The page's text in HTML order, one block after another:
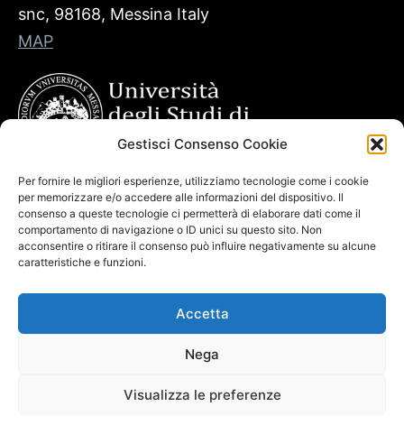
Gestisci Consenso Cookie
Per fornire le migliori esperienze, utilizziamo tecnologie come i cookie
per memorizzare e/o accedere alle informazioni del dispositivo. Il
consenso a queste tecnologie ci permetterà di elaborare dati come il
comportamento di navigazione o ID unici su questo sito. Non
acconsentire o ritirare il consenso può influire negativamente su alcune
caratteristiche e funzioni.
Accetta
Nega
Visualizza le preferenze
snc, 98168, Messina Italy
MAP
Copyright © 2026. Powered byCIAM